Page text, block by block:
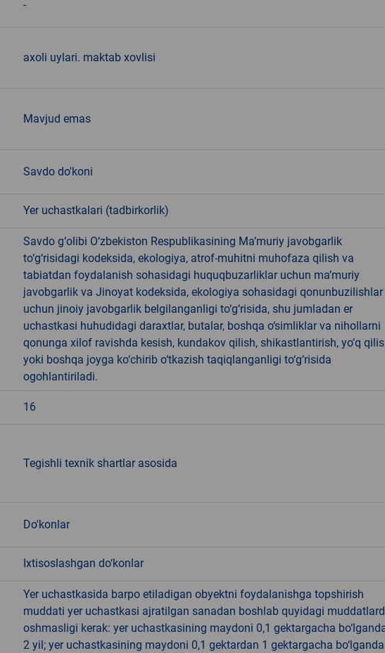
-
axoli uylari. maktab xovlisi
Mavjud emas
Savdo do'koni
Yer uchastkalari (tadbirkorlik)
Savdo g‘olibi O‘zbekiston Respublikasining Ma’muriy javobgarlik
to‘g‘risidagi kodeksida, ekologiya, atrof-muhitni muhofaza qilish va
tabiatdan foydalanish sohasidagi huquqbuzarliklar uchun ma’muriy
javobgarlik va Jinoyat kodeksida, ekologiya sohasidagi qonunbuzilishlar
uchun jinoiy javobgarlik belgilanganligi to‘g‘risida, shu jumladan er
uchastkasi huhudidagi daraxtlar, butalar, boshqa o‘simliklar va nihollarni
qonunga xilof ravishda kesish, kundakov qilish, shikastlantirish, yo‘q
yoki boshqa joyga ko‘chirib o‘tkazish taqiqlanganligi to‘g‘risida
ogohlantiriladi.
16
Tegishli texnik shartlar asosida
Do'konlar
Ixtisoslashgan do‘konlar
Yer uchastkasida barpo etiladigan obyektni foydalanishga topshirish
muddati yer uchastkasi ajratilgan sanadan boshlab quyidagi
oshmasligi kerak: yer uchastkasining maydoni 0,1 gektargacha
2 yil; yer uchastkasining maydoni 0,1 gektardan 1 gektargacha